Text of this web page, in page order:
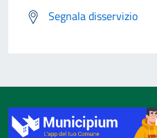
Segnala disservizio